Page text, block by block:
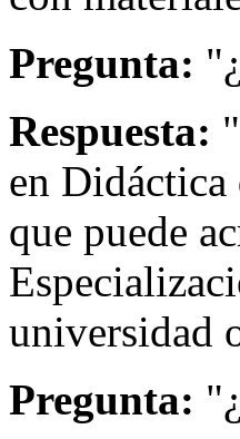
Pregunta:
Respuesta:
en Didáctica
que puede
universidad
Pregunta: